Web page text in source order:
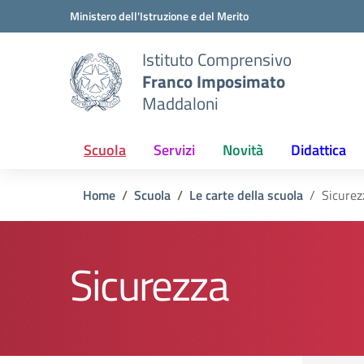
Vai ai contenuti
Vai al menu di navigazioneMinistero dell'Istruzione e del Merito
Istituto Comprensivo
Franco Imposimato
Maddaloni
Scuola Servizi Novità Didattica
Home Scuola Le carte della scuola
Sicurezza